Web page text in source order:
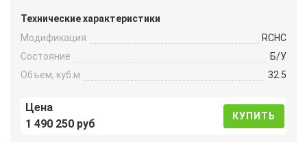
Технические характеристики
Модификация
RCHC
Состояние
Б/У
Объем, куб.м
32.5
Цена
1 490 250 руб
КУПИТЬ